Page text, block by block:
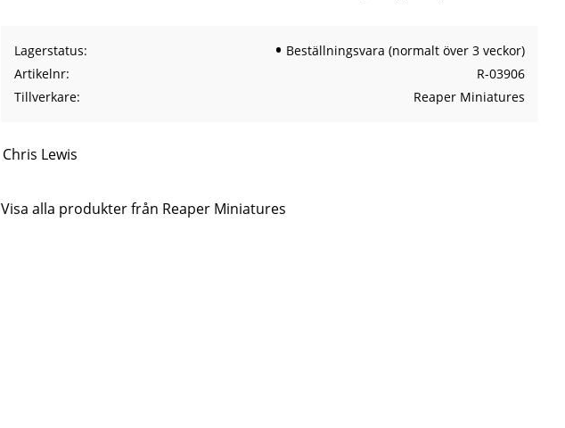
Lagerstatus
Beställningsvara (normalt över 3 veckor)
Artikelnr
R-03906
Tillverkare
Reaper Miniatures
Chris Lewis
Visa alla produkter från Reaper Miniatures